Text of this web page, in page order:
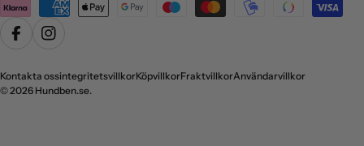
Betalningsmetoder
FacebookInstagram
© 2026 Hundben.se.
Kontakta ossintegritetsvillkorKöpvillkorFraktvillkorAnvändarvillkor